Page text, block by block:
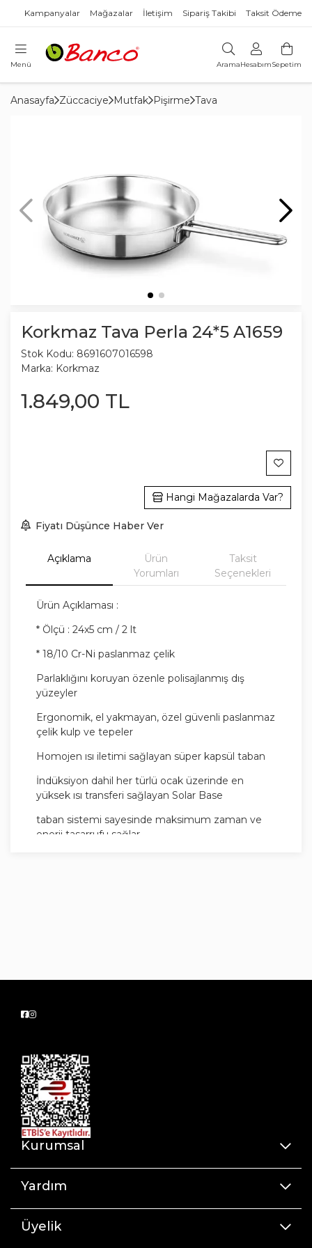
Kampanyalar Mağazalar İletişim Sipariş Takibi Taksit Ödeme
Menü AramaHesabımSepetim
Anasayfa Züccaciye Mutfak Pişirme Tava
Korkmaz Tava Perla 24*5 A1659
Stok Kodu: 8691607016598
Marka: Korkmaz
1.849,00 TL
Hangi Mağazalarda Var?
Fiyatı Düşünce Haber Ver
Açıklama
Ürün
Yorumları
Taksit
Seçenekleri
Ürün Açıklaması :
* Ölçü : 24x5 cm / 2 lt
* 18/10 Cr-Ni paslanmaz çelik
Parlaklığını koruyan özenle polisajlanmış dış
yüzeyler
Ergonomik, el yakmayan, özel güvenli paslanmaz
çelik kulp ve tepeler
Homojen ısı iletimi sağlayan süper kapsül taban
İndüksiyon dahil her türlü ocak üzerinde en
yüksek ısı transferi sağlayan Solar Base
taban sistemi sayesinde maksimum zaman ve
enerji tasarrufu sağlar.
türlü ocak üzerinde en yüksek ısı transferi
Solar Base taban sistemi sayesinde maksimum
zaman ve enerji tasarrufu sağlar.
Kurumsal
Yardım
Üyelik